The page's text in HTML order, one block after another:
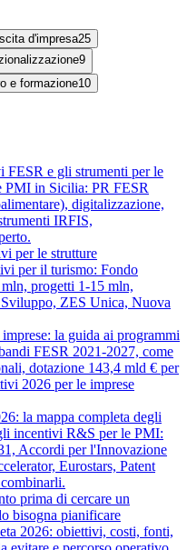
d'impresa25
9
e formazione10
e gli strumenti per le
PMI in Sicilia: PR FESR
digitalizzazione,
IRFIS,
per le strutture
per il turismo: Fondo
progetti 1-15 mln,
ZES Unica, Nuova
la guida ai programmi
FESR 2021-2027, come
dotazione 143,4 mld € per
2026 per le imprese
la mappa completa degli
incentivi R&S per le PMI:
Accordi per l'Innovazione
Eurostars, Patent
prima di cercare un
bisogna pianificare
2026: obiettivi, costi, fonti,